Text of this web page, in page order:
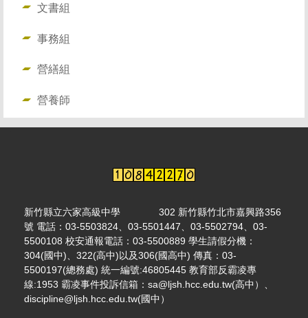
文書組
事務組
營繕組
營養師
新竹縣立六家高級中學 302 新竹縣竹北市嘉興路356
號 電話：03-5503824、03-5501447、03-5502794、03-
5500108 校安通報電話：03-5500889 學生請假分機：
304(國中)、322(高中)以及306(國高中) 傳真：03-
5500197(總務處) 統一編號:46805445 教育部反霸凌專
線:1953 霸凌事件投訴信箱：sa@ljsh.hcc.edu.tw(高中）、
discipline@ljsh.hcc.edu.tw(國中）